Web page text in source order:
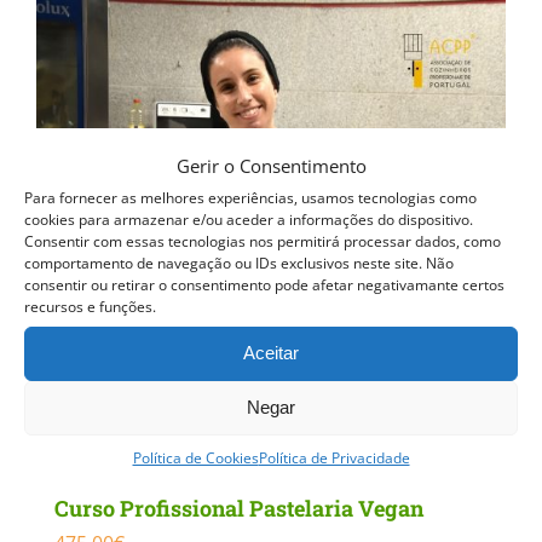
Gerir o Consentimento
Para fornecer as melhores experiências, usamos tecnologias como
cookies para armazenar e/ou aceder a informações do dispositivo.
Consentir com essas tecnologias nos permitirá processar dados, como
comportamento de navegação ou IDs exclusivos neste site. Não
consentir ou retirar o consentimento pode afetar negativamante certos
recursos e funções.
Aceitar
Negar
Política de CookiesPolítica de Privacidade
Curso Profissional Pastelaria Vegan